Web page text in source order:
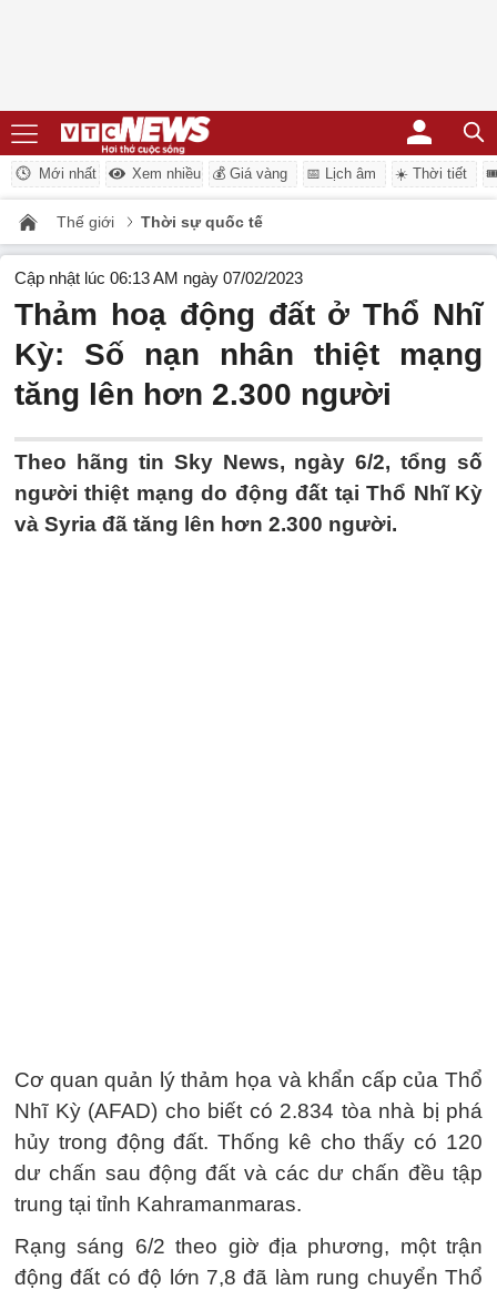
Mới nhất Xem nhiều 💰 Giá vàng 📅 Lịch âm ☀️ Thời tiết
Thế giới Thời sự quốc tế
Cập nhật lúc 06:13 AM ngày 07/02/2023
Thảm hoạ động đất ở Thổ Nhĩ
Kỳ: Số nạn nhân thiệt mạng
tăng lên hơn 2.300 người
Theo hãng tin Sky News, ngày 6/2, tổng số
người thiệt mạng do động đất tại Thổ Nhĩ Kỳ
và Syria đã tăng lên hơn 2.300 người.
Cơ quan quản lý thảm họa và khẩn cấp của Thổ
Nhĩ Kỳ (AFAD) cho biết có 2.834 tòa nhà bị phá
hủy trong động đất. Thống kê cho thấy có 120
dư chấn sau động đất và các dư chấn đều tập
trung tại tỉnh Kahramanmaras.
Rạng sáng 6/2 theo giờ địa phương, một trận
động đất có độ lớn 7,8 đã làm rung chuyển Thổ